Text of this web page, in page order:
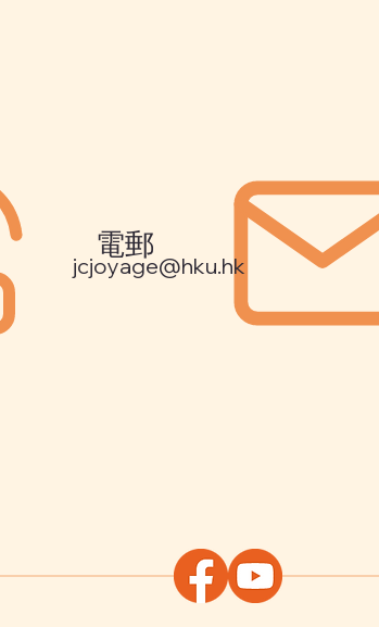
jcjoyage@hku.hk
電郵